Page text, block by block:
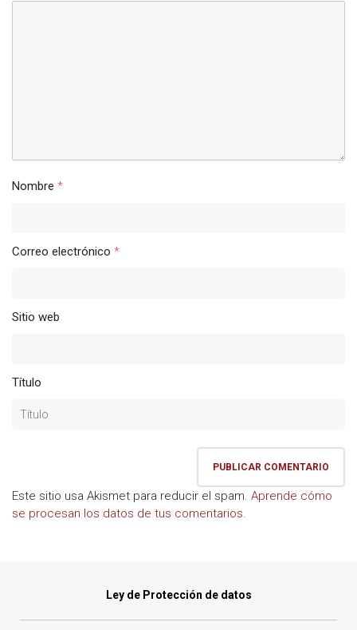
Nombre *
Correo electrónico *
Sitio web
Título
Este sitio usa Akismet para reducir el spam. Aprende cómo
se procesan los datos de tus comentarios.
Ley de Protección de datos